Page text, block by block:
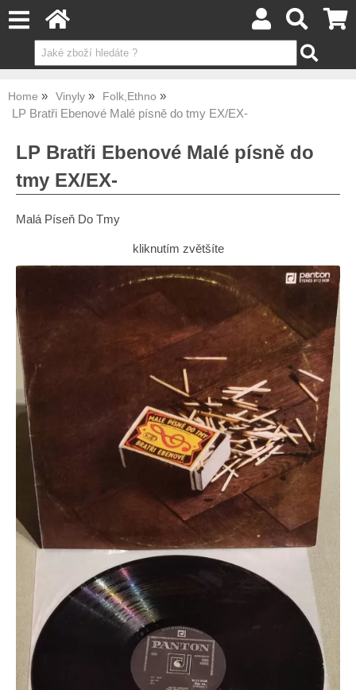
Home Vinyly Folk,Ethno
LP Bratři Ebenové Malé písně do tmy EX/EX-
LP Bratři Ebenové Malé písně do
tmy EX/EX-
Malá Píseň Do Tmy
kliknutím zvětšíte